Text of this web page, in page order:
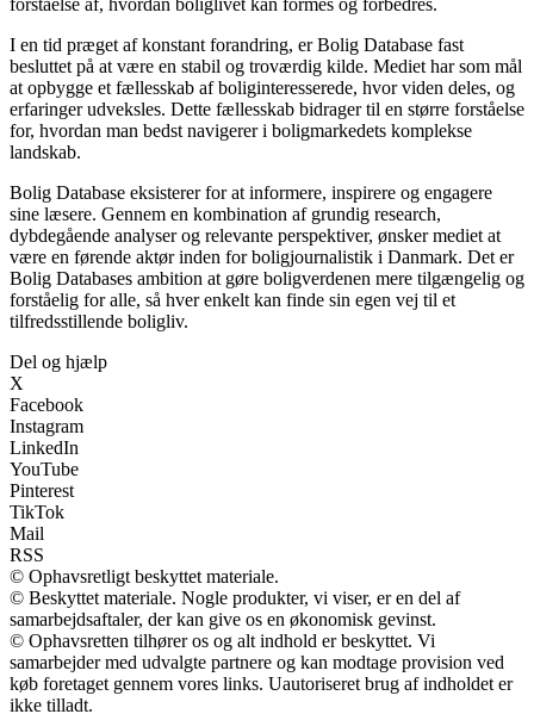
I en tid præget af konstant forandring, er Bolig Database fast
besluttet på at være en stabil og troværdig kilde. Mediet har som mål
at opbygge et fællesskab af boliginteresserede, hvor viden deles, og
erfaringer udveksles. Dette fællesskab bidrager til en større forståelse
for, hvordan man bedst navigerer i boligmarkedets komplekse
landskab.
Bolig Database eksisterer for at informere, inspirere og engagere
sine læsere. Gennem en kombination af grundig research,
dybdegående analyser og relevante perspektiver, ønsker mediet at
være en førende aktør inden for boligjournalistik i Danmark. Det er
Bolig Databases ambition at gøre boligverdenen mere tilgængelig og
forståelig for alle, så hver enkelt kan finde sin egen vej til et
tilfredsstillende boligliv.
Del og hjælp
X
Facebook
Instagram
LinkedIn
YouTube
Pinterest
TikTok
Mail
RSS
© Ophavsretligt beskyttet materiale.
© Beskyttet materiale. Nogle produkter, vi viser, er en del af
samarbejdsaftaler, der kan give os en økonomisk gevinst.
© Ophavsretten tilhører os og alt indhold er beskyttet. Vi
samarbejder med udvalgte partnere og kan modtage provision ved
køb foretaget gennem vores links. Uautoriseret brug af indholdet er
ikke tilladt.